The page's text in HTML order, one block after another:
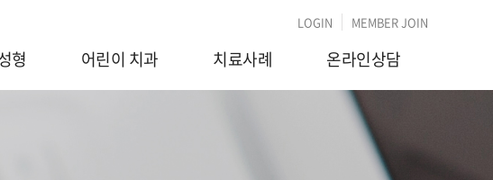
LOGIN MEMBER JOIN
형 어린이 치과 치료사례 온라인상담